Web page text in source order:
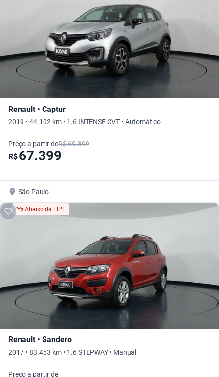
Renault • Captur
2019 • 44.102 km • 1.6 INTENSE CVT • Automático
Preço a partir deR$ 69.899
R$67.399
São Paulo
Abaixo da FIPE
Renault • Sandero
2017 • 83.453 km • 1.6 STEPWAY • Manual
Preço a partir de